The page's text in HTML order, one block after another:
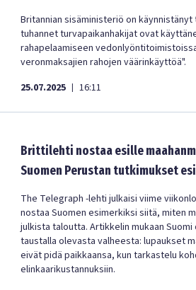
Britannian sisäministeriö on
tuhannet turvapaikanhakijat ovat
rahapelaamiseen
veronmaksajien rahojen väärinkäyttöä".
25.07.2025 | 16:11
Brittilehti nostaa esille
Suomen Perustan tutkimukset
The Telegraph -lehti julkaisi viime
nostaa Suomen esimerkiksi siitä, miten
julkista taloutta. Artikkelin mukaan
taustalla olevasta valheesta: lupaukset
eivät pidä paikkaansa, kun tarkastelu
elinkaarikustannuksiin.